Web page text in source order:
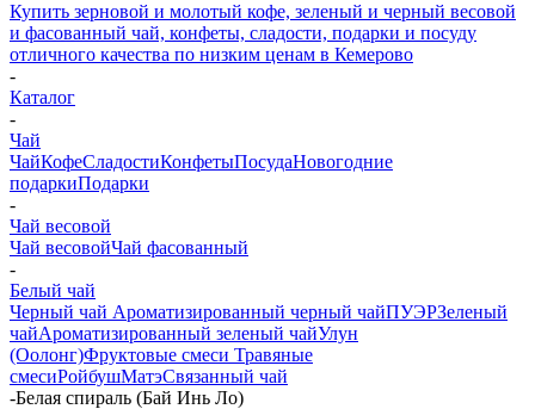
Купить зерновой и молотый кофе, зеленый и черный весовой
и фасованный чай, конфеты, сладости, подарки и посуду
отличного качества по низким ценам в Кемерово
-
Каталог
-
Чай
ЧайКофеСладостиКонфетыПосудаНовогодние
подаркиПодарки
-
Чай весовой
Чай весовойЧай фасованный
-
Белый чай
Черный чай Ароматизированный черный чайПУЭРЗеленый
чайАроматизированный зеленый чайУлун
(Оолонг)Фруктовые смеси Травяные
смесиРойбушМатэСвязанный чай
-Белая спираль (Бай Инь Ло)